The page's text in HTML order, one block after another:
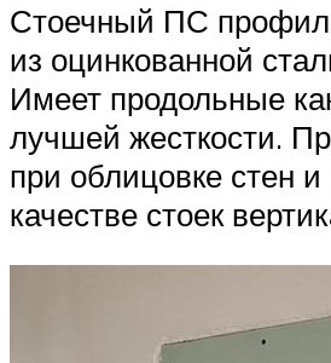
Стоечный ПС
из оцинкованной
Имеет продольные
лучшей жесткости.
при облицовке стен и
качестве стоек